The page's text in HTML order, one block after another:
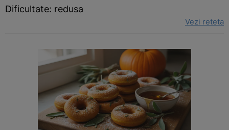
Dificultate: redusa
Vezi reteta